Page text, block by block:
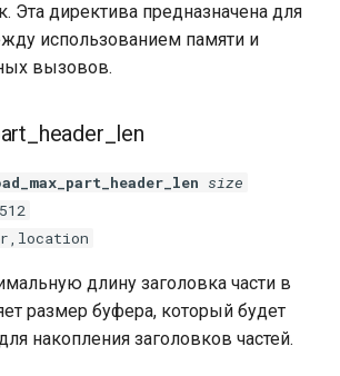
Эта директива предназначена для
использованием памяти и
вызовов.
size
512
длину заголовка части в
размер буфера, который будет
накопления заголовков частей.